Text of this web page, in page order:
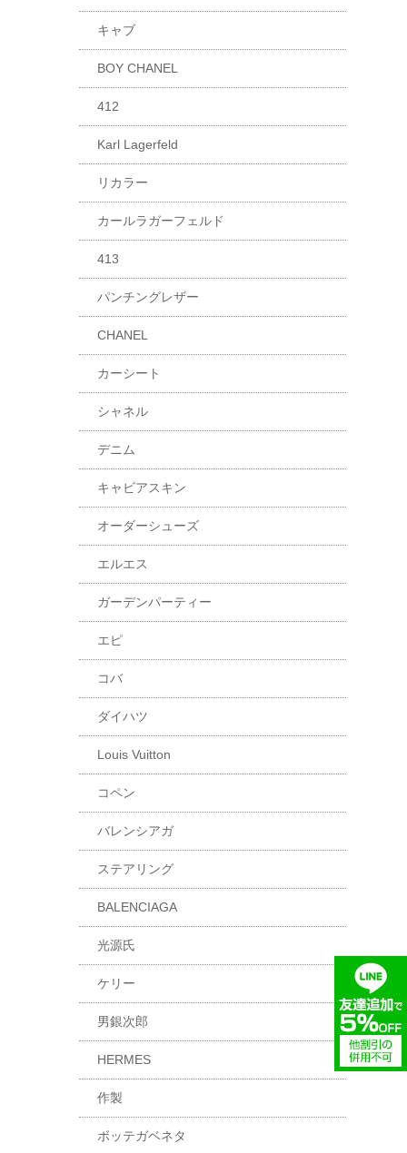
キャブ
BOY CHANEL
412
Karl Lagerfeld
リカラー
カールラガーフェルド
413
パンチングレザー
CHANEL
カーシート
シャネル
デニム
キャビアスキン
オーダーシューズ
エルエス
ガーデンパーティー
エピ
コバ
ダイハツ
Louis Vuitton
コペン
バレンシアガ
ステアリング
BALENCIAGA
光源氏
ケリー
男銀次郎
HERMES
作製
ボッテガベネタ